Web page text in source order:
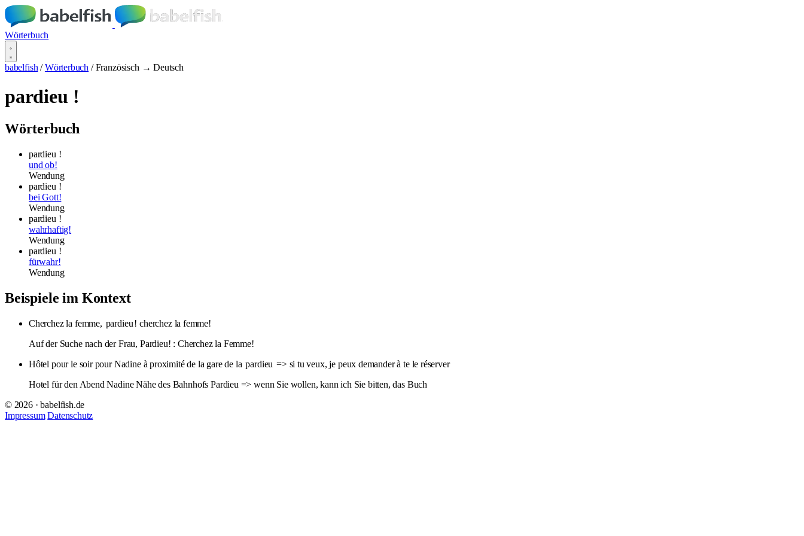
Wörterbuch
babelfish / Wörterbuch / Französisch → Deutsch
pardieu !
Wörterbuch
pardieu !
und ob!
Wendung
pardieu !
bei Gott!
Wendung
pardieu !
wahrhaftig!
Wendung
pardieu !
fürwahr!
Wendung
Beispiele im Kontext
Cherchez la femme, pardieu! cherchez la femme!
Auf der Suche nach der Frau, Pardieu! : Cherchez la Femme!
Hôtel pour le soir pour Nadine à proximité de la gare de la pardieu => si tu veux, je peux demander à te le réserver
Hotel für den Abend Nadine Nähe des Bahnhofs Pardieu => wenn Sie wollen, kann ich Sie bitten, das Buch
© 2026 · babelfish.de
Impressum Datenschutz